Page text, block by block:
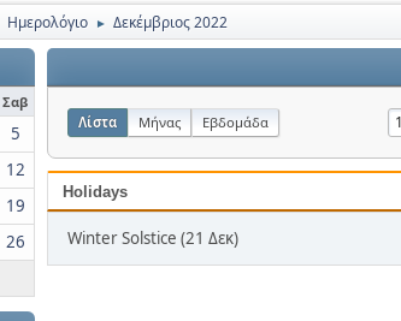
Ημερολόγιο ► Δεκέμβριος 2022
Σαβ
5
12
19
26
Λίστα Μήνας Εβδομάδα
Holidays
Winter Solstice (21 Δεκ)